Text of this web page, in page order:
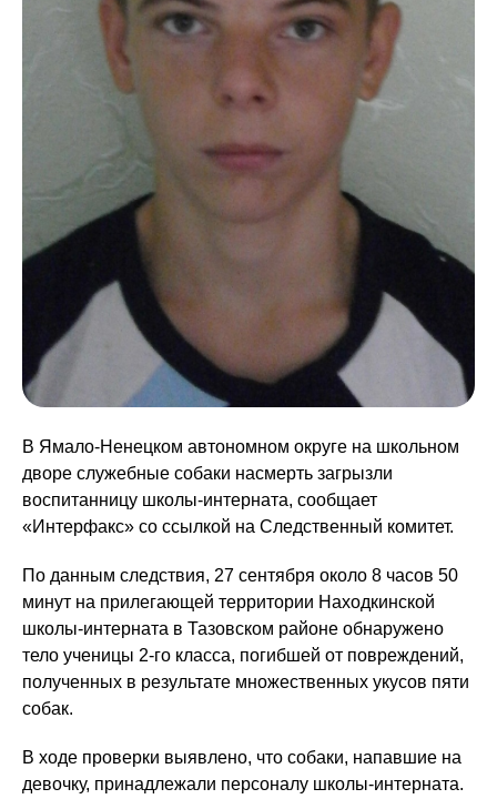
В Ямало-Ненецком автономном округе на школьном
дворе служебные собаки насмерть загрызли
воспитанницу школы-интерната, сообщает
«Интерфакс» со ссылкой на Следственный комитет.
По данным следствия, 27 сентября около 8 часов 50
минут на прилегающей территории Находкинской
школы-интерната в Тазовском районе обнаружено
тело ученицы 2-го класса, погибшей от повреждений,
полученных в результате множественных укусов пяти
собак.
В ходе проверки выявлено, что собаки, напавшие на
девочку, принадлежали персоналу школы-интерната.